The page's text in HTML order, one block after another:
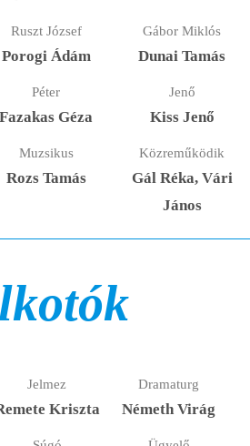
Ruszt József
Porogi Ádám
Gábor Miklós
Dunai Tamás
Péter
Fazakas Géza
Jenő
Kiss Jenő
Muzsikus
Rozs Tamás
Közreműködik
Gál Réka, Vári
János
Jelmez
Kriszta
Dramaturg
Németh Virág